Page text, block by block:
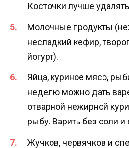
Косточки лучше
Молочные продукты
несладкий кефир,
йогурт).
Яйца, куриное мясо,
неделю можно дать
отварной нежирной
рыбу. Варить без соли и
Жучков, червячков и